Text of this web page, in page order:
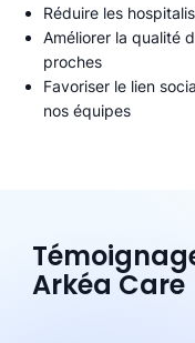
Réduire les
Améliorer la qualité
proches
Favoriser le lien
nos équipes
Arkéa Care